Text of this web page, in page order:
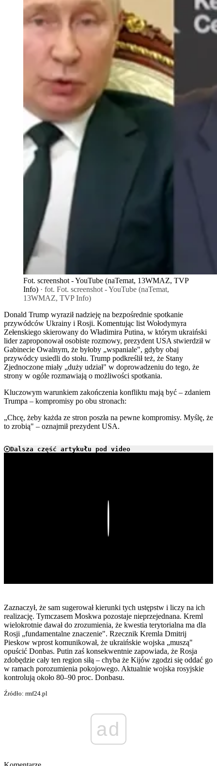
Fot. screenshot - YouTube (naTemat, 13WMAZ, TVP
Info) · fot. Fot. screenshot - YouTube (naTemat,
13WMAZ, TVP Info)
Donald Trump wyraził nadzieję na bezpośrednie spotkanie
przywódców Ukrainy i Rosji. Komentując list Wołodymyra
Zełenskiego skierowany do Władimira Putina, w którym ukraiński
lider zaproponował osobiste rozmowy, prezydent USA stwierdził w
Gabinecie Owalnym, że byłoby „wspaniale", gdyby obaj
przywódcy usiedli do stołu. Trump podkreślił też, że Stany
Zjednoczone miały „duży udział" w doprowadzeniu do tego, że
strony w ogóle rozmawiają o możliwości spotkania.
Kluczowym warunkiem zakończenia konfliktu mają być – zdaniem
Trumpa – kompromisy po obu stronach:
„Chcę, żeby każda ze stron poszła na pewne kompromisy. Myślę, że
to zrobią" – oznajmił prezydent USA.
Dalsza część artykułu pod video
Zaznaczył, że sam sugerował kierunki tych ustępstw i liczy na ich
realizację. Tymczasem Moskwa pozostaje nieprzejednana. Kreml
wielokrotnie dawał do zrozumienia, że kwestia terytorialna ma dla
Rosji „fundamentalne znaczenie". Rzecznik Kremla Dmitrij
Pieskow wprost komunikował, że ukraińskie wojska „muszą"
opuścić Donbas. Putin zaś konsekwentnie zapowiada, że Rosja
zdobędzie cały ten region siłą – chyba że Kijów zgodzi się oddać go
w ramach porozumienia pokojowego. Aktualnie wojska rosyjskie
kontrolują około 80–90 proc. Donbasu.
Źródło: rmf24.pl
ad